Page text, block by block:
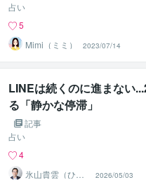
占い
5
Mimi（ミミ）
2023/07/14
LINEは続くのに進まない
る「静かな停滞」
記事
占い
4
氷山貴雲（ひょ
うざん きう
2026/05/03